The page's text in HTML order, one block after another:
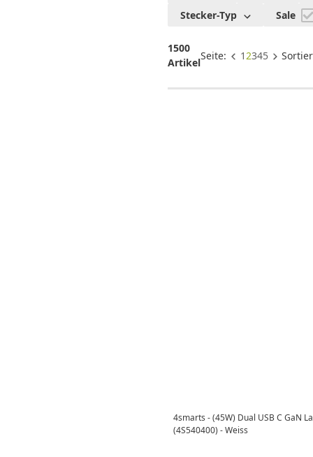
Stecker-Typ
Sale
1500
Artikel
Seite: 1 2345
4smarts - (45W) Dual USB C GaN
(4S540400) - Weiss